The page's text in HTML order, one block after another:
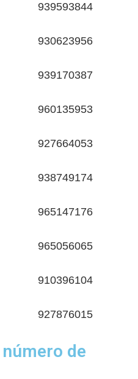
939593844
930623956
939170387
960135953
927664053
938749174
965147176
965056065
910396104
927876015
de